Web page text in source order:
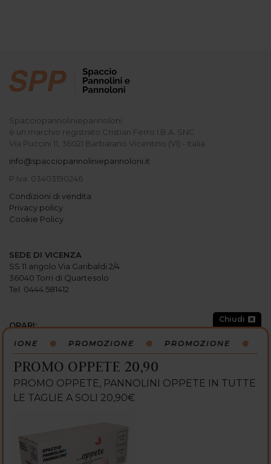
Spacciopannoliniepannoloni
è un marchio registrato Cristian Ferro I.B.A. SNC
Via Puccini 11, 36021 Barbarano Vicentino (VI) - Italia
info@spacciopannoliniepannoloni.it
P.Iva: 03403190246
Condizioni di vendita
Privacy policy
Cookie Policy
SEDE DI VICENZA
SS 11 angolo Via Garibaldi 2/4
36040 Torri di Quartesolo
Tel. 0444.581412
ORARI:
Martedi: 9
00-12: 30 / 15 00-19:30
Giovedi: 9:00-12:30 / 15 :00-19: 30
Venerdi: 9:00-12:30 / 15:00-19:30
Sabato: 9:00-13:00 / 15:00-19:30
SEGUICI SU:
Chiudi
PROMOZIONE PROMOZIONE
PROMO OPPETE 20,90
PROMO OPPETE, PANNOLINI OPPETE IN TUTTE
LE TAGLIE A SOLI 20,90€